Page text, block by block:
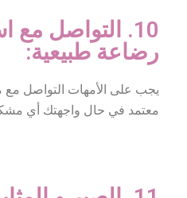
10. التواصل
رضاعة طبيعية:
يجب على الأمهات التواصل
معتمد في حال واجهتك أي